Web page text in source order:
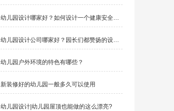
幼儿园设计哪家好？如何设计一个健康安全的幼儿园
幼儿园设计公司哪家好？园长们都赞扬的设计公司有哪些？
幼儿园户外环境的特色有哪些？
新装修好的幼儿园一般多久可以使用
幼儿园设计|幼儿园屋顶也能做的这么漂亮?